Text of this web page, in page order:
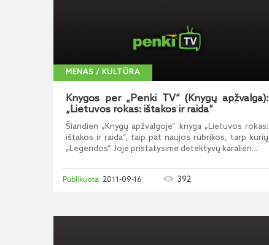
MENAS / KULTŪRA
Knygos per „Penki TV“ (Knygų apžvalga):
„Lietuvos rokas: ištakos ir raida“
Šiandien „Knygų apžvalgoje“ knyga „Lietuvos rokas:
ištakos ir raida“, taip pat naujos rubrikos, tarp kurių
„Legendos“. Joje pristatysime detektyvų karalien...
2011-09-16 392